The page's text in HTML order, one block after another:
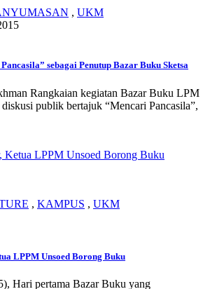
, UKM
sebagai Penutup Bazar Buku Sketsa
Rangkaian kegiatan Bazar Buku LPM
publik bertajuk “Mencari Pancasila”,
, KAMPUS , UKM
LPPM Unsoed Borong Buku
Hari pertama Bazar Buku yang